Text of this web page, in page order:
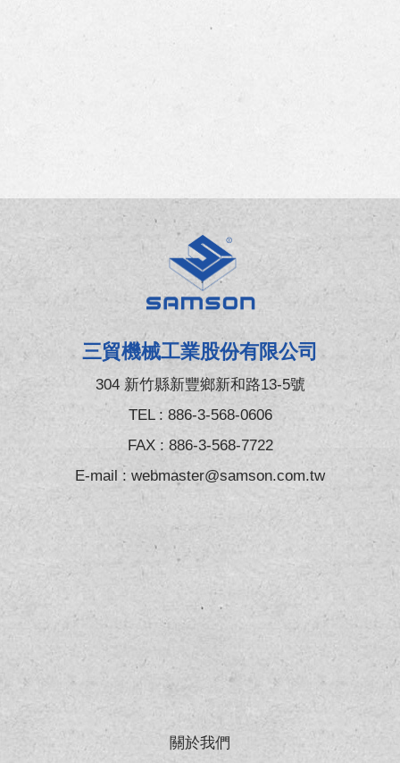
三貿機械工業股份有限公司
304 新竹縣新豐鄉新和路13-5號
TEL : 886-3-568-0606
FAX : 886-3-568-7722
E-mail : webmaster@samson.com.tw
關於我們